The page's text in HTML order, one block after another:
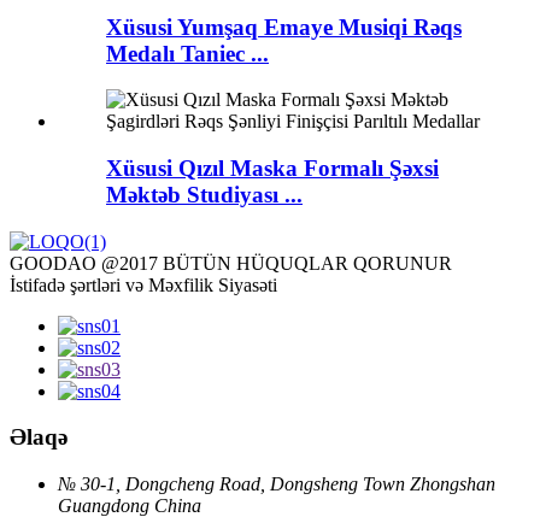
Xüsusi Yumşaq Emaye Musiqi Rəqs
Medalı Taniec ...
Xüsusi Qızıl Maska Formalı Şəxsi
Məktəb Studiyası ...
GOODAO @2017 BÜTÜN HÜQUQLAR QORUNUR
İstifadə şərtləri və Məxfilik Siyasəti
Əlaqə
№ 30-1, Dongcheng Road, Dongsheng Town Zhongshan
Guangdong China